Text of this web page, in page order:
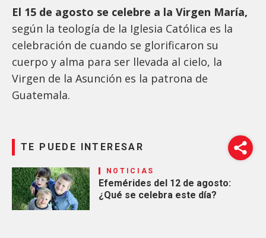
El 15 de agosto se celebre a la Virgen María,
según la teología de la Iglesia Católica es la
celebración de cuando se glorificaron su
cuerpo y alma para ser llevada al cielo, la
Virgen de la Asunción es la patrona de
Guatemala.
TE PUEDE INTERESAR
NOTICIAS
Efemérides del 12 de agosto:
¿Qué se celebra este día?